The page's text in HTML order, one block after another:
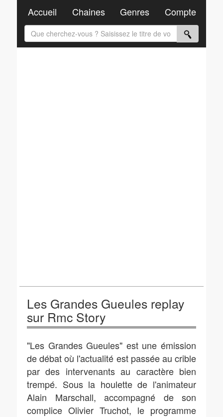
Les Grandes Gueules replay
sur Rmc Story
"Les Grandes Gueules" est une émission
de débat où l'actualité est passée au crible
par des intervenants au caractère bien
trempé. Sous la houlette de l'animateur
Alain Marschall, accompagné de son
complice Olivier Truchot, le programme
Accueil Chaines Genres Compte